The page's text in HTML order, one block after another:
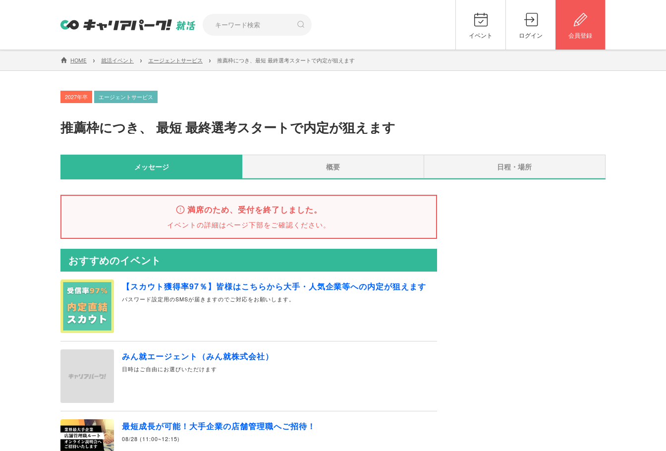
イベント ログイン 会員登録
HOME › 就活イベント › エージェントサービス › 推薦枠につき、最短 最終選考スタートで内定が狙えます
2027年卒 エージェントサービス
推薦枠につき、 最短 最終選考スタートで内定が狙えます
メッセージ 概要 日程・場所
満席のため、受付を終了しました。
イベントの詳細はページ下部をご確認ください。
おすすめのイベント
【スカウト獲得率97％】皆様はこちらから大手・人気企業等への内定が狙えます
パスワード設定用のSMSが届きますのでご対応をお願いします。
みん就エージェント（みん就株式会社）
日時はご自由にお選びいただけます
最短成長が可能！大手企業の店舗管理職へご招待！
08/28 (11:00~12:15)